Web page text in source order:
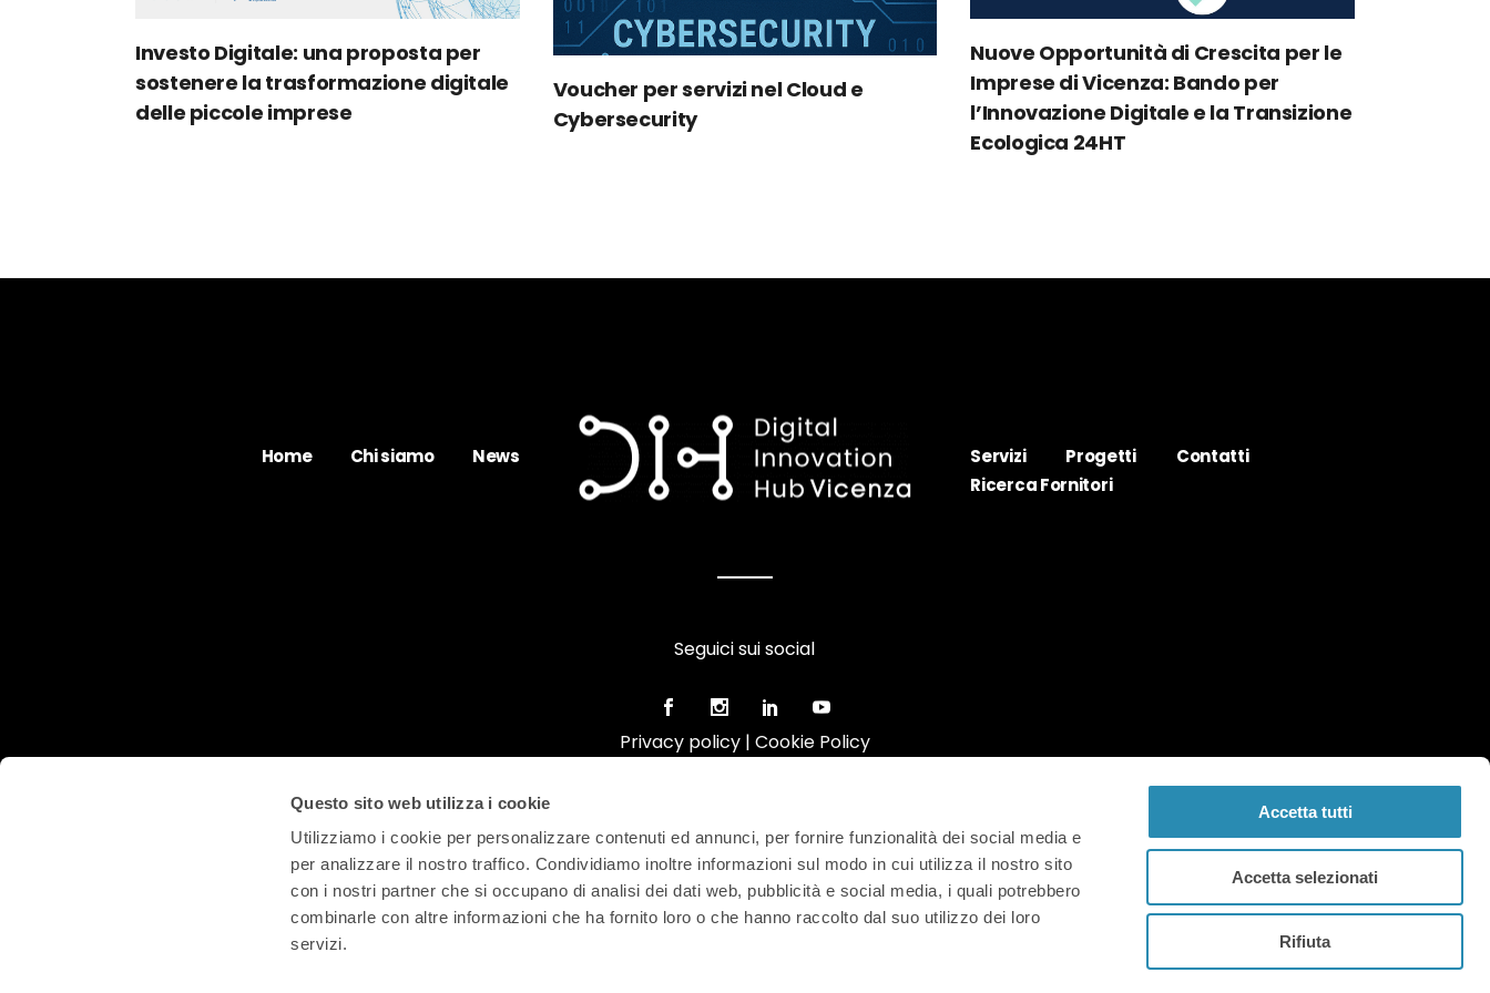
Questo sito web utilizza i cookie
Utilizziamo i cookie per personalizzare contenuti ed annunci, per fornire funzionalità dei social media e
per analizzare il nostro traffico. Condividiamo inoltre informazioni sul modo in cui utilizza il nostro sito
con i nostri partner che si occupano di analisi dei dati web, pubblicità e social media, i quali potrebbero
combinarle con altre informazioni che ha fornito loro o che hanno raccolto dal suo utilizzo dei loro
servizi.
Accetta tutti
Accetta selezionati
Rifiuta
Investo Digitale: una proposta per
sostenere la trasformazione digitale
delle piccole imprese
Voucher per servizi nel Cloud e
Cybersecurity
Nuove Opportunità di Crescita per le
Imprese di Vicenza: Bando per
l’Innovazione Digitale e la Transizione
Ecologica 24HT
Home Chi siamo News
Seguici sui social
Privacy policy| Cookie Policy
Servizi Progetti
Contatti
Ricerca Fornitori
FEDERAZIONE ARTIGIANI IMPRENDITORI VICENTINI | Via Enrico Fermi,134 – 36100 Vicenza (Italia) |